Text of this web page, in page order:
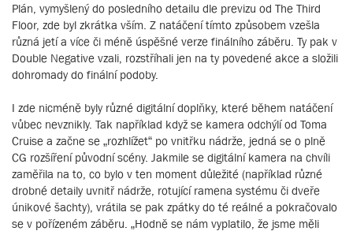
Plán, vymyšlený do posledního detailu dle previzu od The Third
Floor, zde byl zkrátka vším. Z natáčení tímto způsobem vzešla
různá jetí a více či méně úspěšné verze finálního záběru. Ty pak v
Double Negative vzali, rozstříhali jen na ty povedené akce a složili
dohromady do finální podoby.
I zde nicméně byly různé digitální doplňky, které během natáčení
vůbec nevznikly. Tak například když se kamera odchýlí od Toma
Cruise a začne se „rozhlížet“ po vnitřku nádrže, jedná se o plně
CG rozšíření původní scény. Jakmile se digitální kamera na chvíli
zaměřila na to, co bylo v ten moment důležité (například různé
drobné detaily uvnitř nádrže, rotující ramena systému či dveře
únikové šachty), vrátila se pak zpátky do té reálné a pokračovalo
se v pořízeném záběru. „Hodně se nám vyplatilo, že jsme měli